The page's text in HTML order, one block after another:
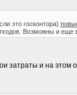
это госконтора)
Возможны и еще
затраты и на